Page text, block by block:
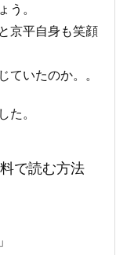
う。
京平自身も笑顔
いたのか。。
た。
で読む方法